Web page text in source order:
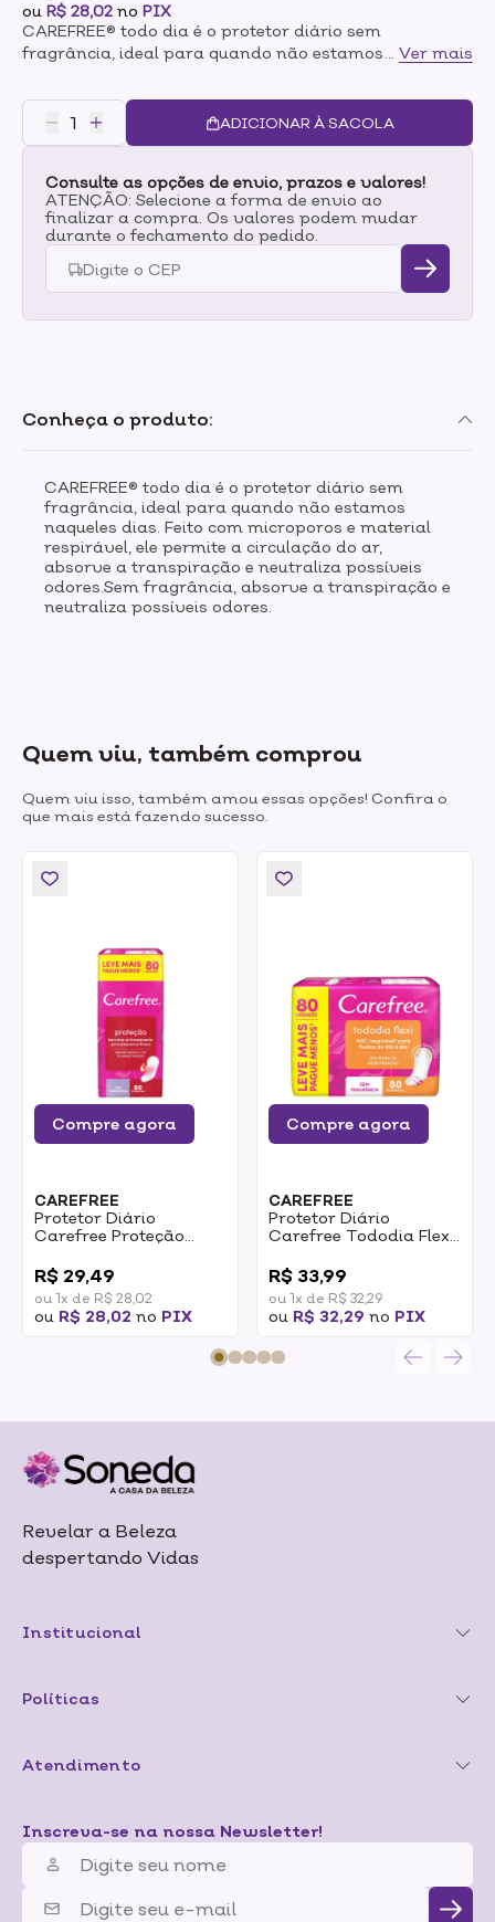
ou R$ 28,02 no PIX
CAREFREE® todo dia é o protetor diário sem
fragrância, ideal para quando não estamos naqueles
permite a circulação do ar, absorve a transpiração e
neutraliza possíveis odores.Sem fragrância, absorve a
transpiração e neutraliza possíveis odores.
Ver mais
ADICIONAR À SACOLA
Consulte as opções de envio, prazos e valores!
ATENÇÃO: Selecione a forma de envio ao
finalizar a compra. Os valores podem mudar
durante o fechamento do pedido.
Conheça o produto:
CAREFREE® todo dia é o protetor diário sem
fragrância, ideal para quando não estamos
naqueles dias. Feito com microporos e material
respirável, ele permite a circulação do ar,
absorve a transpiração e neutraliza possíveis
odores.Sem fragrância, absorve a transpiração e
neutraliza possíveis odores.
Quem viu, também comprou
Quem viu isso, também amou essas opções! Confira o
que mais está fazendo sucesso.
Compre agora
CAREFREE
Protetor Diário
Carefree Proteção
Pequeno Fluxos 80un
R$ 29,49
ou 1x de R$ 28,02
ou R$ 28,02 no PIX
Compre agora
CAREFREE
Protetor Diário
Carefree Tododia Flexi
R$ 33,99
ou 1x de R$ 32,29
ou R$ 32,29 no PIX
Revelar a Beleza
despertando Vidas
Institucional
Políticas
Atendimento
Inscreva-se na nossa Newsletter!